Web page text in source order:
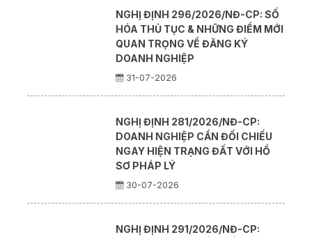
NGHỊ ĐỊNH 296/2026/NĐ-CP: SỐ
HÓA THỦ TỤC & NHỮNG ĐIỂM MỚI
QUAN TRỌNG VỀ ĐĂNG KÝ
DOANH NGHIỆP
31-07-2026
NGHỊ ĐỊNH 281/2026/NĐ-CP:
DOANH NGHIỆP CẦN ĐỐI CHIẾU
NGAY HIỆN TRẠNG ĐẤT VỚI HỒ
SƠ PHÁP LÝ
30-07-2026
NGHỊ ĐỊNH 291/2026/NĐ-CP: